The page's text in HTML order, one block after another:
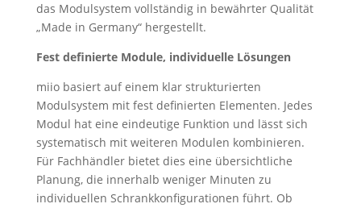
das Modulsystem vollständig in bewährter Qualität
„Made in Germany“ hergestellt.
Fest definierte Module, individuelle Lösungen
miio basiert auf einem klar strukturierten
Modulsystem mit fest definierten Elementen. Jedes
Modul hat eine eindeutige Funktion und lässt sich
systematisch mit weiteren Modulen kombinieren.
Für Fachhändler bietet dies eine übersichtliche
Planung, die innerhalb weniger Minuten zu
individuellen Schrankkonfigurationen führt. Ob